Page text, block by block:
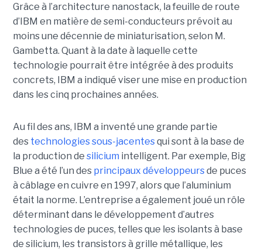
Grâce à l’architecture nanostack, la feuille de route
d’IBM en matière de semi-conducteurs prévoit au
moins une décennie de miniaturisation, selon M.
Gambetta. Quant à la date à laquelle cette
technologie pourrait être intégrée à des produits
concrets, IBM a indiqué viser une mise en production
dans les cinq prochaines années.
Au fil des ans, IBM a inventé une grande partie
des technologies sous-jacentesqui sont à la base de
la production de silicium intelligent. Par exemple, Big
Blue a été l’un des principaux développeursde puces
à câblage en cuivre en 1997, alors que l’aluminium
était la norme. L’entreprise a également joué un rôle
déterminant dans le développement d’autres
technologies de puces, telles que les isolants à base
de silicium, les transistors à grille métallique, les